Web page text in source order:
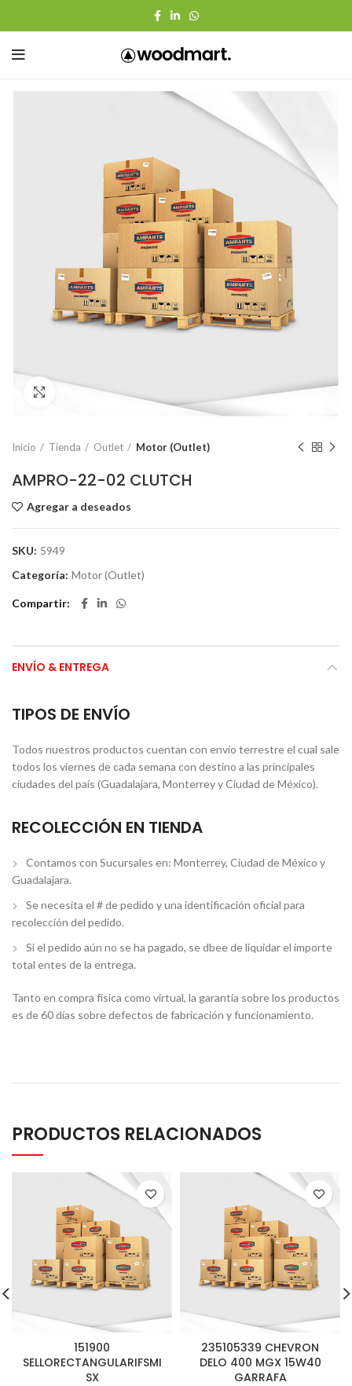
Click to enlarge
Inicio Tienda Outlet Motor (Outlet)
AMPRO-22-02 CLUTCH
Agregar a deseados
SKU: 5949
Categoría: Motor (Outlet)
Compartir
ENVÍO & ENTREGA
TIPOS DE ENVÍO
Todos nuestros productos cuentan con envío terrestre el cual sale
todos los viernes de cada semana con destino a las principales
ciudades del país (Guadalajara, Monterrey y Ciudad de México).
RECOLECCIÓN EN TIENDA
Contamos con Sucursales en: Monterrey, Ciudad de México y
Guadalajara.
Se necesita el # de pedido y una identificación oficial para
recolección del pedido.
Si el pedido aún no se ha pagado, se dbee de liquidar el importe
total entes de la entrega.
Tanto en compra física como virtual, la garantía sobre los productos
es de 60 días sobre defectos de fabricación y funcionamiento.
PRODUCTOS RELACIONADOS
151900
SELLORECTANGULARIFSMI
SX
235105339 CHEVRON
DELO 400 MGX 15W40
GARRAFA